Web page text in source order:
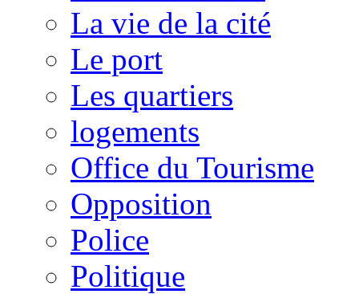
La vie de la cité
Le port
Les quartiers
logements
Office du Tourisme
Opposition
Police
Politique